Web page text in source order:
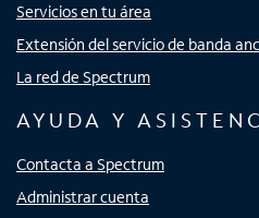
Servicios en tu área
Extensión del servicio de banda
La red de Spectrum
AYUDA Y
Contacta a Spectrum
Administrar cuenta